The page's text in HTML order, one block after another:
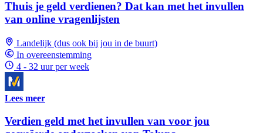
Thuis je geld verdienen? Dat kan met het invullen
van online vragenlijsten
Landelijk (dus ook bij jou in de buurt)
In overeenstemming
4 - 32 uur per week
Lees meer
Verdien geld met het invullen van voor jou